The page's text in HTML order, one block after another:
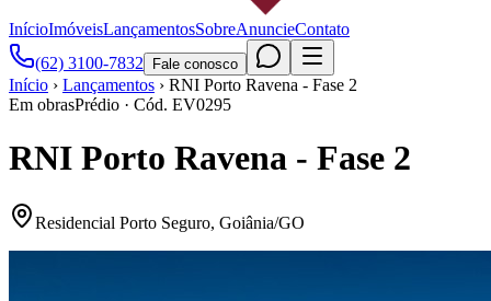
InícioImóveisLançamentosSobreAnuncieContato
(62) 3100-7832
Fale conosco
Início › Lançamentos › RNI Porto Ravena - Fase 2
Em obrasPrédio · Cód. EV0295
RNI Porto Ravena - Fase 2
Residencial Porto Seguro, Goiânia/GO